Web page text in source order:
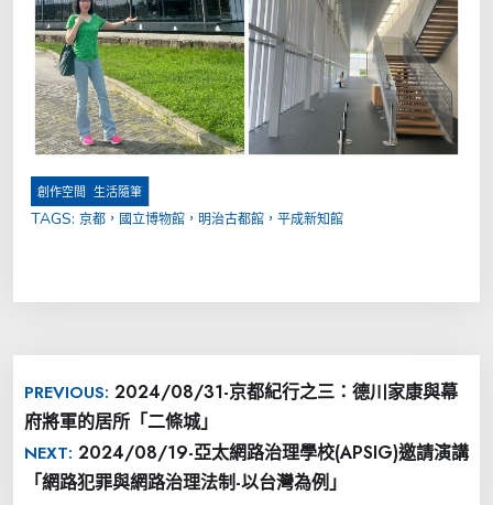
創作空間 生活隨筆
TAGS: 京都，國立博物館，明治古都館，平成新知館
章
導
覽
PREVIOUS: 2024/08/31-京都紀行之三：德川家康與幕
府將軍的居所「二條城」
NEXT: 2024/08/19-亞太網路治理學校(APSIG)邀請演講
「網路犯罪與網路治理法制-以台灣為例」